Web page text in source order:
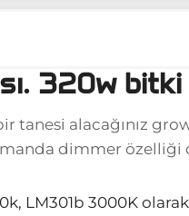
320w
alacağınız
dimmer özelliği
LM301b 3000K